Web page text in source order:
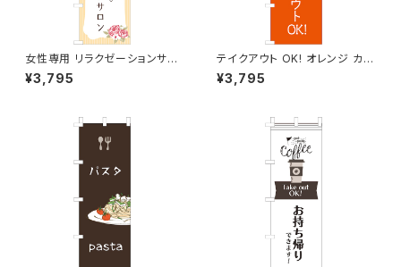
女性専用 リラクゼーションサロ
ン オレンジ のぼり旗
¥3,795
テイクアウト OK! オレンジ カフ
ェ コーヒー のぼり旗
¥3,795